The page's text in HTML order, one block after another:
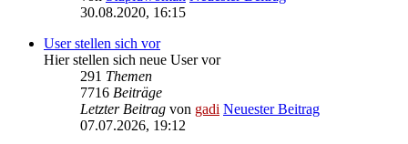
30.08.2020, 16:15
User stellen sich vor
Hier stellen sich neue User vor
291 Themen
7716 Beiträge
Letzter Beitrag von gadi Neuester Beitrag
07.07.2026, 19:12